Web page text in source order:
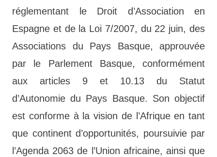
réglementant le Droit d’Association en
Espagne et de la Loi 7/2007, du 22 juin, des
Associations du Pays Basque, approuvée
par le Parlement Basque, conformément
aux articles 9 et 10.13 du Statut
d’Autonomie du Pays Basque. Son objectif
est conforme à la vision de l’Afrique en tant
que continent d’opportunités, poursuivie par
l’Agenda 2063 de l’Union africaine, ainsi que